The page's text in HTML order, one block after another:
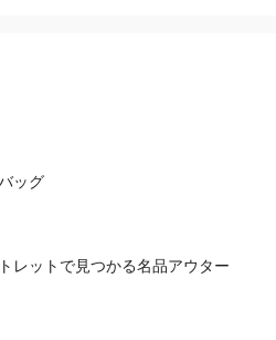
ッグ
レットで見つかる名品アウター